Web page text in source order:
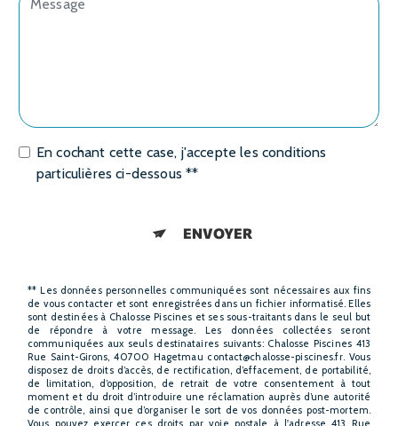
En cochant cette case, j'accepte les conditions
particulières ci-dessous **
ENVOYER
** Les données personnelles communiquées sont nécessaires aux fins
de vous contacter et sont enregistrées dans un fichier informatisé. Elles
sont destinées à Chalosse Piscines et ses sous-traitants dans le seul but
de répondre à votre message. Les données collectées seront
communiquées aux seuls destinataires suivants: Chalosse Piscines 413
Rue Saint-Girons, 40700 Hagetmau contact@chalosse-piscines.fr. Vous
disposez de droits d’accès, de rectification, d’effacement, de portabilité,
de limitation, d’opposition, de retrait de votre consentement à tout
moment et du droit d’introduire une réclamation auprès d’une autorité
de contrôle, ainsi que d’organiser le sort de vos données post-mortem.